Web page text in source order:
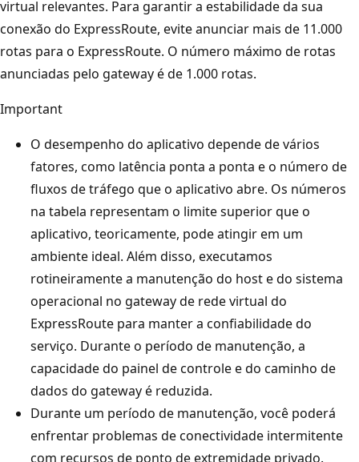
virtual relevantes. Para garantir a estabilidade da sua
conexão do ExpressRoute, evite anunciar mais de 11.000
rotas para o ExpressRoute. O número máximo de rotas
anunciadas pelo gateway é de 1.000 rotas.
Important
O desempenho do aplicativo depende de vários
fatores, como latência ponta a ponta e o número de
fluxos de tráfego que o aplicativo abre. Os números
na tabela representam o limite superior que o
aplicativo, teoricamente, pode atingir em um
ambiente ideal. Além disso, executamos
rotineiramente a manutenção do host e do sistema
operacional no gateway de rede virtual do
ExpressRoute para manter a confiabilidade do
serviço. Durante o período de manutenção, a
capacidade do painel de controle e do caminho de
dados do gateway é reduzida.
Durante um período de manutenção, você poderá
enfrentar problemas de conectividade intermitente
com recursos de ponto de extremidade privado.